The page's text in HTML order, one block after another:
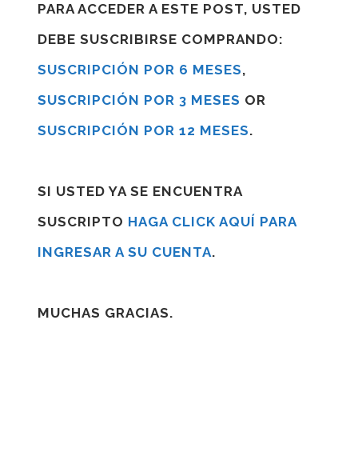
PARA ACCEDER A ESTE POST, USTED
DEBE SUSCRIBIRSE COMPRANDO:
SUSCRIPCIÓN POR 6 MESES,
SUSCRIPCIÓN POR 3 MESES OR
SUSCRIPCIÓN POR 12 MESES.
SI USTED YA SE ENCUENTRA
SUSCRIPTO HAGA CLICK AQUÍ PARA
INGRESAR A SU CUENTA.
MUCHAS GRACIAS.